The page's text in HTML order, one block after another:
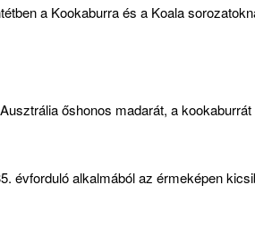
a Kookaburra és a Koala
őshonos madarát, a
évforduló alkalmából az érmeképen